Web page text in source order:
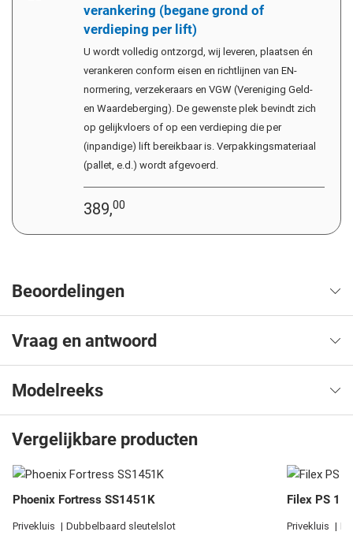
verankering (begane grond of
verdieping per lift)
U wordt volledig ontzorgd, wij leveren, plaatsen én
verankeren conform eisen en richtlijnen van EN-
normering, verzekeraars en VGW (Vereniging Geld-
en Waardeberging). De gewenste plek bevindt zich
op gelijkvloers of op een verdieping die per
(inpandige) lift bereikbaar is. Verpakkingsmateriaal
(pallet, e.d.) wordt afgevoerd.
389,00
Beoordelingen
Vraag en antwoord
Modelreeks
Vergelijkbare producten
Phoenix Fortress SS1451K
Privekluis Dubbelbaard sleutelslot
Filex PS 1
Privekluis